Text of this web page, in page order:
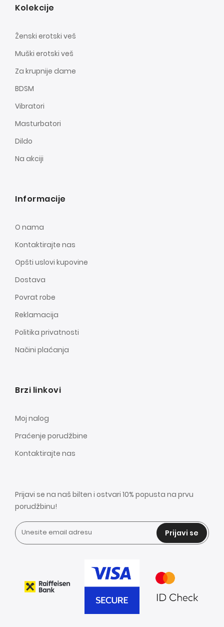
Kolekcije
Ženski erotski veš
Muški erotski veš
Za krupnije dame
BDSM
Vibratori
Masturbatori
Dildo
Na akciji
Informacije
O nama
Kontaktirajte nas
Opšti uslovi kupovine
Dostava
Povrat robe
Reklamacija
Politika privatnosti
Načini plaćanja
Brzi linkovi
Moj nalog
Praćenje porudžbine
Kontaktirajte nas
Prijavi se na naš bilten i ostvari 10% popusta na prvu
porudžbinu!
Prijavi se